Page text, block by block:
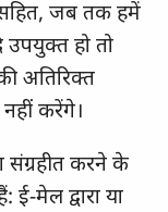
सहित, जब तक हमें
हो तो
अतिरिक्त
करेंगे।
करने के
मेल द्वारा या